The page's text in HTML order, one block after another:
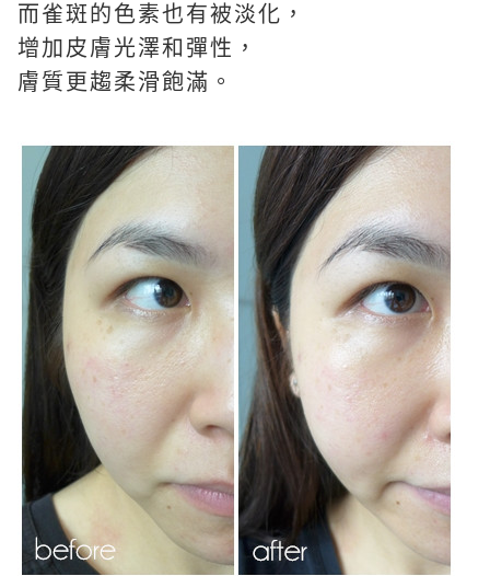
而雀斑的色素也有被淡化，
增加皮膚光澤和彈性，
膚質更趨柔滑飽滿。